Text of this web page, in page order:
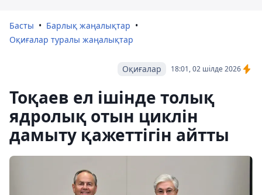
Басты
Барлық жаңалықтар
Оқиғалар туралы жаңалықтар
18:01, 02 шілде 2026
Оқиғалар
Тоқаев ел ішінде толық
ядролық отын циклін
дамыту қажеттігін айтты